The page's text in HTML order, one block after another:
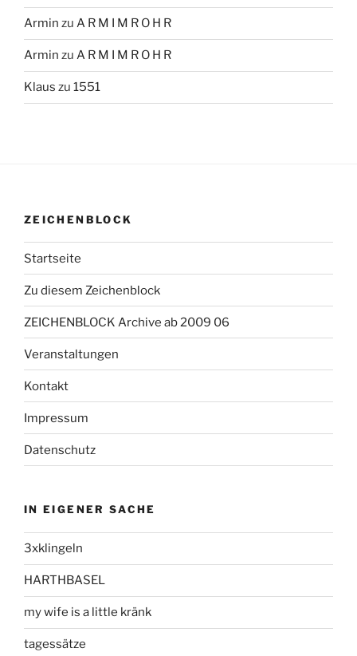
Armin zu A R M I M R O H R
Armin zu A R M I M R O H R
Klaus zu 1551
ZEICHENBLOCK
Startseite
Zu diesem Zeichenblock
ZEICHENBLOCK Archive ab 2009 06
Veranstaltungen
Kontakt
Impressum
Datenschutz
IN EIGENER SACHE
3xklingeln
HARTHBASEL
my wife is a little kränk
tagessätze